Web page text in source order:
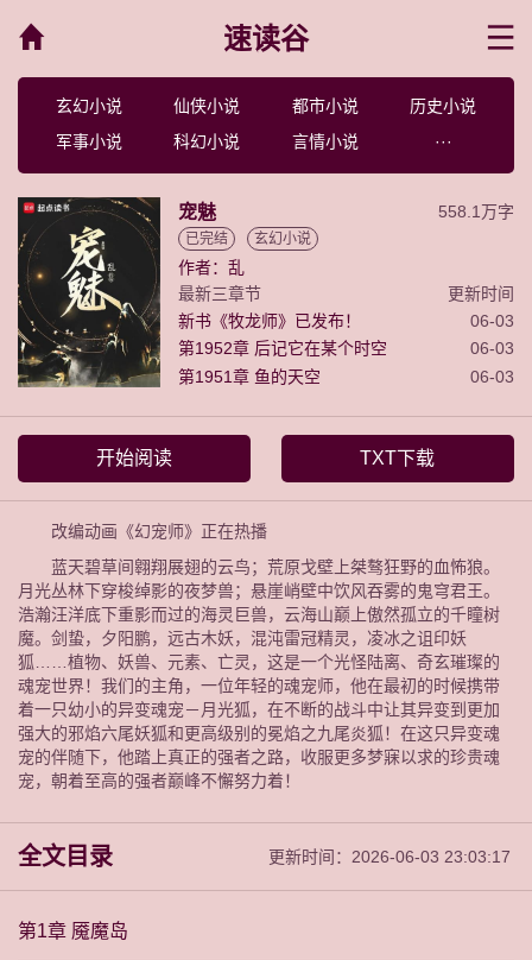
速读谷
玄幻小说 仙侠小说 都市小说
历史小说
军事小说
科幻小说 言情小说 ···
558.1万字
宠魅
已完结 玄幻小说
作者：乱
更新时间
最新三章节
06-03
新书《牧龙师》已发布！
06-03
第1952章 后记它在某个时空
06-03
第1951章 鱼的天空
开始阅读 TXT下载
改编动画《幻宠师》正在热播
蓝天碧草间翱翔展翅的云鸟；荒原戈壁上桀骜狂野的血怖狼。
月光丛林下穿梭绰影的夜梦兽；悬崖峭壁中饮风吞雾的鬼穹君王。
浩瀚汪洋底下重影而过的海灵巨兽，云海山巅上傲然孤立的千瞳树
魔。剑蛰，夕阳鹏，远古木妖，混沌雷冠精灵，凌冰之诅印妖
狐……植物、妖兽、元素、亡灵，这是一个光怪陆离、奇玄璀璨的
魂宠世界！我们的主角，一位年轻的魂宠师，他在最初的时候携带
着一只幼小的异变魂宠－月光狐，在不断的战斗中让其异变到更加
强大的邪焰六尾妖狐和更高级别的冕焰之九尾炎狐！在这只异变魂
宠的伴随下，他踏上真正的强者之路，收服更多梦寐以求的珍贵魂
宠，朝着至高的强者巅峰不懈努力着！
更新时间：2026-06-03 23:03:17
全文目录
第1章 魇魔岛